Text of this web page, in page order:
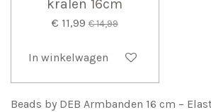
kralen 16cm
€ 11,99 € 14,99
In winkelwagen
Beads by DEB Armbanden 16 cm –